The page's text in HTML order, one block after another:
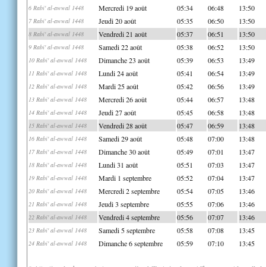
6 Rabi' al-awwal 1448 Mercredi 19 août 05:34 06:48 13:50
7 Rabi' al-awwal 1448 Jeudi 20 août 05:35 06:50 13:50
8 Rabi' al-awwal 1448 Vendredi 21 août 05:37 06:51 13:50
9 Rabi' al-awwal 1448 Samedi 22 août 05:38 06:52 13:50
10 Rabi' al-awwal 1448 Dimanche 23 août 05:39 06:53 13:49
11 Rabi' al-awwal 1448 Lundi 24 août 05:41 06:54 13:49
12 Rabi' al-awwal 1448 Mardi 25 août 05:42 06:56 13:49
13 Rabi' al-awwal 1448 Mercredi 26 août 05:44 06:57 13:48
14 Rabi' al-awwal 1448 Jeudi 27 août 05:45 06:58 13:48
15 Rabi' al-awwal 1448 Vendredi 28 août 05:47 06:59 13:48
16 Rabi' al-awwal 1448 Samedi 29 août 05:48 07:00 13:48
17 Rabi' al-awwal 1448 Dimanche 30 août 05:49 07:01 13:47
18 Rabi' al-awwal 1448 Lundi 31 août 05:51 07:03 13:47
19 Rabi' al-awwal 1448 Mardi 1 septembre 05:52 07:04 13:47
20 Rabi' al-awwal 1448 Mercredi 2 septembre 05:54 07:05 13:46
21 Rabi' al-awwal 1448 Jeudi 3 septembre 05:55 07:06 13:46
22 Rabi' al-awwal 1448 Vendredi 4 septembre 05:56 07:07 13:46
23 Rabi' al-awwal 1448 Samedi 5 septembre 05:58 07:08 13:45
24 Rabi' al-awwal 1448 Dimanche 6 septembre 05:59 07:10 13:45